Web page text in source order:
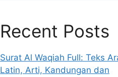
Recent Posts
Surat Al Waqiah Full: Teks
Latin, Arti, Kandungan dan